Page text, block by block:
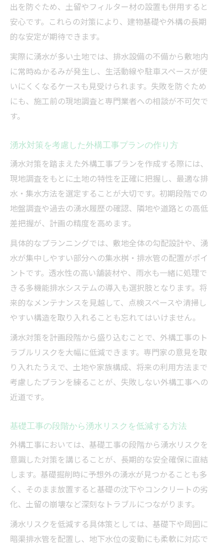
外構工事現場で地下水トラブルを防ぐ注意
点
基礎工事と外構工事で意識したい地下水対
策
地下水管理を見据えた外構工事の施工事例
紹介
出を防ぐため、土留やフィルター材の設置も併用すると
安心です。これらの対策により、建物基礎や外構の長期
的な安定が期待できます。
実際に湧水が多い土地では、排水設備の不備から敷地内
に常時ぬかるみが発生し、生活動線や駐車スペースが使
いにくくなるケースも見受けられます。失敗を防ぐため
にも、施工前の現地調査と専門業者への相談が不可欠で
す。
湧水対策を考慮した外構工事プランの作り方
湧水対策を踏まえた外構工事プランを作成する際には、
現地調査をもとに土地の特性を正確に把握し、最適な排
水・集水方法を選定することが大切です。初期段階での
地盤調査や過去の湧水履歴の確認、隣地や道路との高低
差把握が、計画の精度を高めます。
具体的なプランニングでは、敷地全体の勾配設計や、湧
水が集中しやすい部分への集水桝・排水管の配置がポイ
ントです。透水性の高い舗装材や、雨水も一緒に処理で
きる多機能排水システムの導入も選択肢となります。将
来的なメンテナンスを見越して、点検スペースや清掃し
やすい構造を取り入れることも忘れてはいけません。
湧水対策を計画段階から盛り込むことで、外構工事のト
ラブルリスクを大幅に低減できます。専門家の意見を取
り入れたうえで、土地や家族構成、将来の利用方法まで
考慮したプランを練ることが、失敗しない外構工事への
近道です。
基礎工事の段階から湧水リスクを低減する方法
外構工事においては、基礎工事の段階から湧水リスクを
意識した対策を講じることが、長期的な安全確保に直結
します。基礎掘削時に予想外の湧水が見つかることも多
く、そのまま放置すると基礎の沈下やコンクリートの劣
化、土留の崩壊など深刻なトラブルにつながります。
湧水リスクを低減する具体策としては、基礎下や周囲に
暗渠排水管を配置し、地下水位の変動にも柔軟に対応で